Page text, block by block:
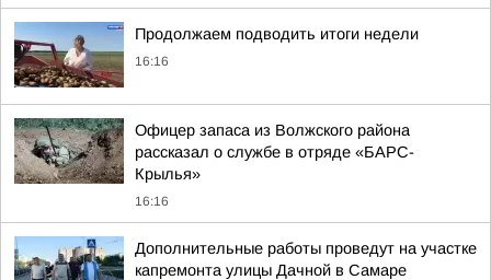
Продолжаем подводить итоги недели
16:16
Офицер запаса из Волжского района
рассказал о службе в отряде «БАРС-
Крылья»
16:16
Дополнительные работы проведут на участке
капремонта улицы Дачной в Самаре